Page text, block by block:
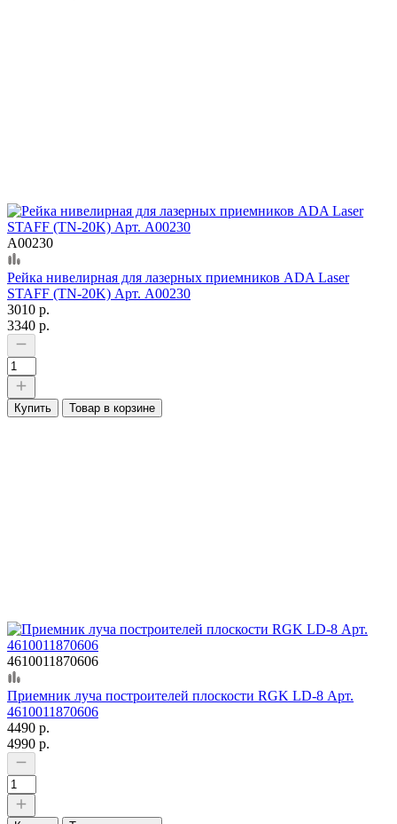
А00230
Рейка нивелирная для лазерных приемников ADA Laser
STAFF (TN-20K) Арт. А00230
3010 р.
3340 р.
Купить Товар в корзине
4610011870606
Приемник луча построителей плоскости RGK LD-8 Арт.
4610011870606
4490 р.
4990 р.